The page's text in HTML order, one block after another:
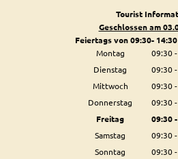
Tourist
Geschlossen am
Feiertags von 09:30-
Montag
09:30-
Dienstag 09:30-
Mittwoch 09:30-
Donnerstag 09:30-
Freitag 09:30-
Samstag 09:30-
Sonntag 09:30-